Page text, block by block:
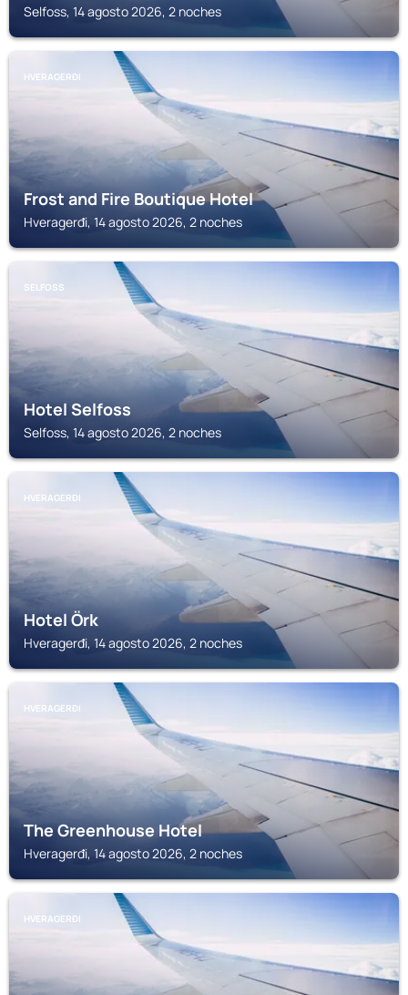
Selfoss, 14 agosto 2026, 2 noches
HVERAGERĐI
Frost and Fire Boutique Hotel
Hveragerđi, 14 agosto 2026, 2 noches
SELFOSS
Hotel Selfoss
Selfoss, 14 agosto 2026, 2 noches
HVERAGERĐI
Hotel Örk
Hveragerđi, 14 agosto 2026, 2 noches
HVERAGERĐI
The Greenhouse Hotel
Hveragerđi, 14 agosto 2026, 2 noches
HVERAGERĐI